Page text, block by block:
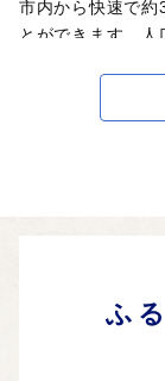
市内から快速で約
とができます。
学複合原子力科
「関西医療大学
ふ